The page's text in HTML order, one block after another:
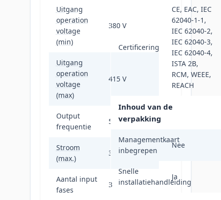
Uitgang
operation
voltage
(min)
380 V
Uitgang
operation
voltage
(max)
415 V
Output
frequentie
50/60 Hz
Stroom
(max.)
37 A
Aantal input
fases
3
Certificering
CE, EAC, IEC
62040-1-1,
IEC 62040-2,
IEC 62040-3,
IEC 62040-4,
ISTA 2B,
RCM, WEEE,
REACH
Inhoud van de
verpakking
Managementkaart
inbegrepen
Nee
Snelle
installatiehandleiding
Ja